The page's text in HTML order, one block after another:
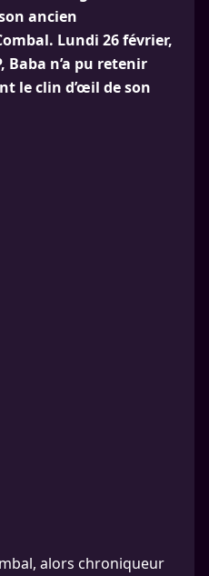
ancien
Lundi 26 février,
Baba n’a pu retenir
le clin d’œil de son
alors chroniqueur